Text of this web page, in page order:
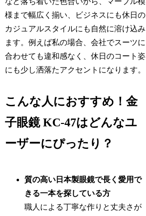
様まで幅広く揃い、ビジネスにも休日の
カジュアルスタイルにも自然に溶け込み
ます。例えば私の場合、会社でスーツに
合わせても違和感なく、休日のコート姿
にも少し洒落たアクセントになります。
こんな人におすすめ！金
子眼鏡 KC-47はどんなユ
ーザーにぴったり？
質の高い日本製眼鏡で長く愛用で
きる一本を探している方
職人による丁寧な作りと丈夫さが